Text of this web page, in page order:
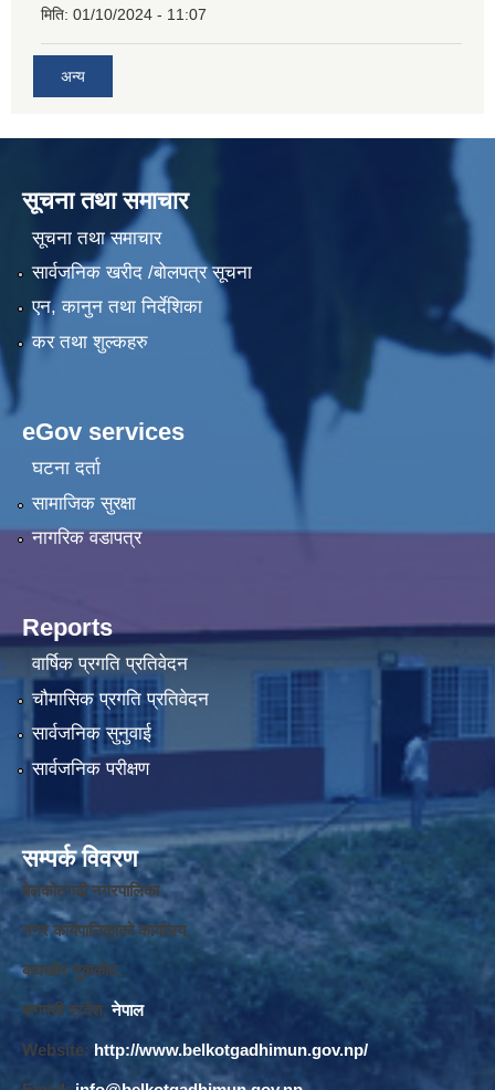
मिति: 01/10/2024 - 11:07
अन्य
सूचना तथा समाचार
सूचना तथा समाचार
सार्वजनिक खरीद /बोलपत्र सूचना
एन, कानुन तथा निर्देशिका
कर तथा शुल्कहरु
eGov services
घटना दर्ता
सामाजिक सुरक्षा
नागरिक वडापत्र
Reports
वार्षिक प्रगति प्रतिवेदन
चौमासिक प्रगति प्रतिवेदन
सार्वजनिक सुनुवाई
सार्वजनिक परीक्षण
सम्पर्क विवरण
बेलकोटगढी नगरपालिका ,
नगर कार्यपालिकाको कार्यालय,
बाघखोर नुवाकोट,
बागमती प्रदेश, नेपाल
Website: http://www.belkotgadhimun.gov.np/